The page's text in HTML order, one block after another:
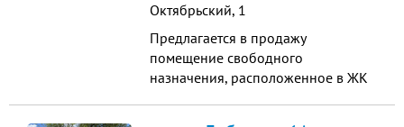
Октябрьский, 1
Предлагается в продажу
помещение свободного
назначения, расположенное в ЖК